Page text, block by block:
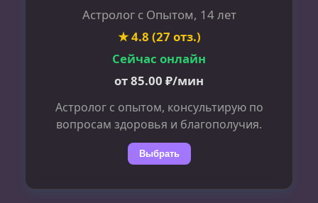
Астролог с Опытом, 14 лет
★ 4.8 (27 отз.)
Сейчас онлайн
от 85.00 ₽/мин
Астролог с опытом, консультирую по
вопросам здоровья и благополучия.
Выбрать